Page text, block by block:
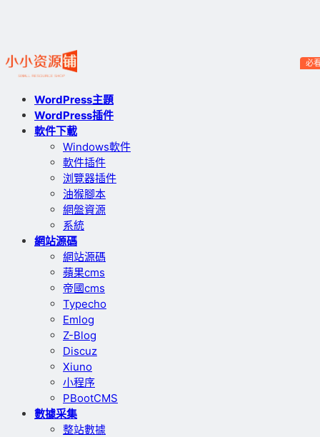
WordPress主題
WordPress插件
軟件下載
Windows軟件
軟件插件
浏覽器插件
油猴腳本
網盤資源
系統
網站源碼
網站源碼
蘋果cms
帝國cms
Typecho
Emlog
Z-Blog
Discuz
Xiuno
小程序
PBootCMS
數據采集
整站數據
必